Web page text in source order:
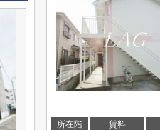
所在階 賃料